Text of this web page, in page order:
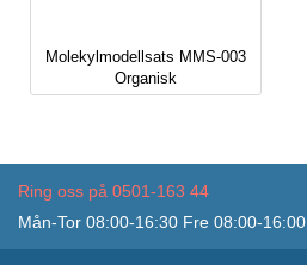
Molekylmodellsats MMS-003
Organisk
Ring oss på 0501-163 44
Mån-Tor 08:00-16:30 Fre 08:00-16:00